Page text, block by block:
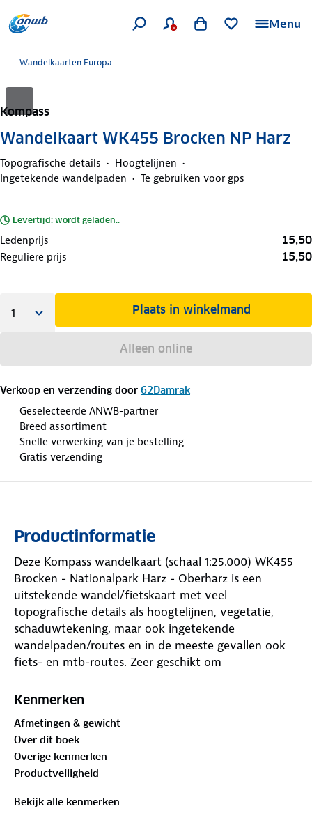
Menu
Wandelkaarten Europa
Kompass
Wandelkaart WK455 Brocken NP Harz
Topografische details
Hoogtelijnen
Ingetekende wandelpaden
Te gebruiken voor gps
Levertijd: wordt geladen..
Ledenprijs 15,50
Reguliere prijs 15,50
Plaats in winkelmand
Alleen online
Verkoop en verzending door 62Damrak
Geselecteerde ANWB-partner
Breed assortiment
Snelle verwerking van je bestelling
Gratis verzending
Productinformatie
Deze Kompass wandelkaart (schaal 1:25.000) WK455
Brocken - Nationalpark Harz - Oberharz is een
uitstekende wandel/fietskaart met veel
topografische details als hoogtelijnen, vegetatie,
schaduwtekening, maar ook ingetekende
wandelpaden/routes en in de meeste gevallen ook
fiets- en mtb-routes. Zeer geschikt om
door de nauwkeurige cartografische weergave, met
afstandspaden. Met duidelijke symbolen geeft de
kaart veel topografische en toeristische informatie
zoals hoogtelijnen, bezienswaardigheden,
uitzichtpunten, stranden enz. Berghutten en
campings zijn goed terug te vinden op deze kaarten.
Kenmerken
Afmetingen & gewicht
Over dit boek
Overige kenmerken
Productveiligheid
Bekijk alle kenmerken